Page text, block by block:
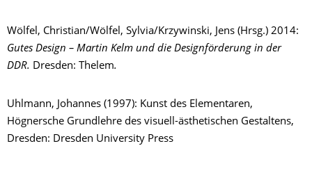
Wölfel, Christian/Wölfel, Sylvia/Krzywinski, Jens (Hrsg.) 2014:
Gutes Design – Martin Kelm und die Designförderung in der
DDR. Dresden: Thelem.
Uhlmann, Johannes (1997): Kunst des Elementaren,
Högnersche Grundlehre des visuell-ästhetischen Gestaltens,
Dresden: Dresden University Press